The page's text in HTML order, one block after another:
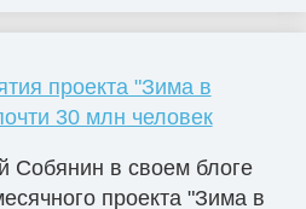
проекта "Зима в
30 млн человек
Собянин в своем блоге
проекта "Зима в